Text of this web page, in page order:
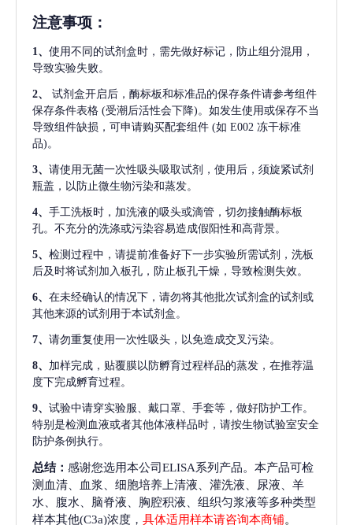
注意事项 ：
1、 使用不同的试剂盒时，需先做好标记，防止组分混用，
导致实验失败。
2、
试剂盒开启后，酶标板和标准品的保存条件请参考组件
保存条件表格 (受潮后活性会下降)。如发生使用或保存不当
导致组件缺损，可申请购买配套组件 (如 E002 冻干标准
品)。
3、 请使用无菌一次性吸头吸取试剂，使用后，须旋紧试剂
瓶盖，以防止微生物污染和蒸发。
4、 手工洗板时，加洗液的吸头或滴管，切勿接触酶标板
孔。不充分的洗涤或污染容易造成假阳性和高背景。
5、 检测过程中，请提前准备好下一步实验所需试剂，洗板
后及时将试剂加入板孔，防止板孔干燥，导致检测失效。
6、 在未经确认的情况下，请勿将其他批次试剂盒的试剂或
其他来源的试剂用于本试剂盒。
7、 请勿重复使用一次性吸头，以免造成交叉污染。
8、 加样完成，贴覆膜以防孵育过程样品的蒸发，在推荐温
度下完成孵育过程。
9、 试验中请穿实验服、戴口罩、手套等，做好防护工作。
特别是检测血液或者其他体液样品时，请按生物试验室安全
防护条例执行。
总结： 感谢您选用本公司ELISA系列产品。本产品可检
测血清、血浆、细胞培养上清液、灌洗液、尿液、羊
水、腹水、脑脊液、胸腔积液、组织匀浆液等多种类型
样本其他(C3a)浓度， 具体适用样本请咨询本商铺。